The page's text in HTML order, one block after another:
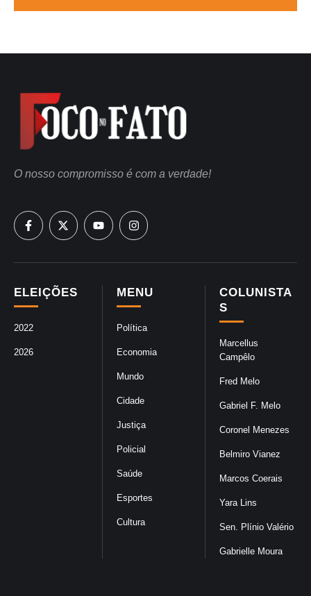
COLUNISTA
S
Marcellus
Campêlo
Fred Melo
Gabriel F. Melo
Coronel Menezes
Belmiro Vianez
Marcos Coerais
Yara Lins
Sen. Plínio Valério
Gabrielle Moura
MENU
Política
Economia
Mundo
Cidade
Justiça
Policial
Saúde
Esportes
Cultura
ELEIÇÕES
2022
2026
O nosso compromisso é com a verdade!